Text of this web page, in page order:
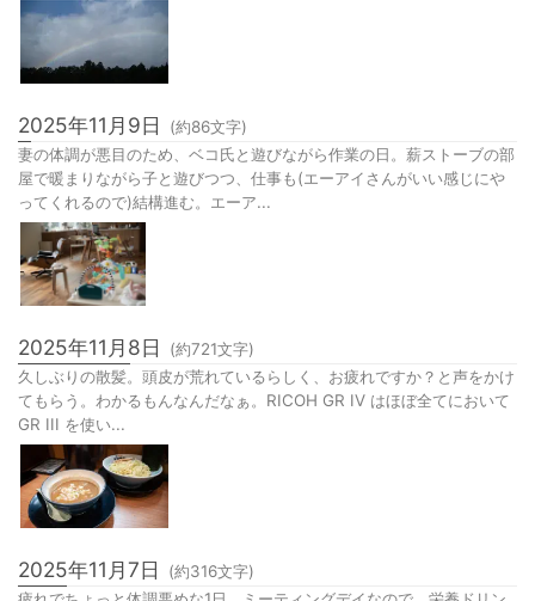
方に山の方で霧が多いのか、虹をよく見る。ペッヒャーというラッパの
ような鳴き声を聞いたので、空を見...
2025年11月9日 (約86文字)
妻の体調が悪目のため、ベコ氏と遊びながら作業の日。薪ストーブの部
屋で暖まりながら子と遊びつつ、仕事も(エーアイさんがいい感じにや
ってくれるので)結構進む。エーア...
2025年11月8日 (約721文字)
久しぶりの散髪。頭皮が荒れているらしく、お疲れですか？と声をかけ
てもらう。わかるもんなんだなぁ。RICOH GR IV はほぼ全てにおいて
GR III を使い...